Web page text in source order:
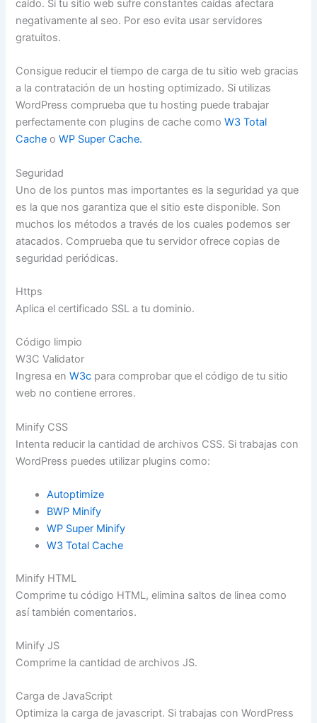
caído. Si tu sitio web sufre constantes caídas afectara
negativamente al seo. Por eso evita usar servidores
gratuitos.
Consigue reducir el tiempo de carga de tu sitio web gracias
a la contratación de un hosting optimizado. Si utilizas
WordPress comprueba que tu hosting puede trabajar
perfectamente con plugins de cache comoW3 Total
Cache oWP Super Cache.
Seguridad
Uno de los puntos mas importantes es la seguridad ya que
es la que nos garantiza que el sitio este disponible. Son
muchos los métodos a través de los cuales podemos ser
atacados. Comprueba que tu servidor ofrece copias de
seguridad periódicas.
Https
Aplica el certificado SSL a tu dominio.
Código limpio
W3C Validator
Ingresa enW3c para comprobar que el código de tu sitio
web no contiene errores.
Minify CSS
Intenta reducir la cantidad de archivos CSS. Si trabajas con
WordPress puedes utilizar plugins como:
Autoptimize
BWP Minify
WP Super Minify
W3 Total Cache
Minify HTML
Comprime tu código HTML, elimina saltos de linea como
así también comentarios.
Minify JS
Comprime la cantidad de archivos JS.
Carga de JavaScript
Optimiza la carga de javascript. Si trabajas con WordPress